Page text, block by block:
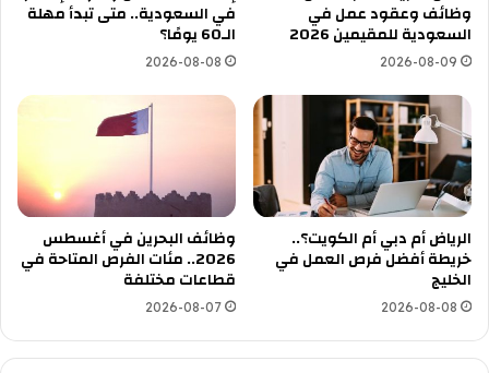
وظائف وعقود عمل في
السعودية للمقيمين 2026
2026-08-09
في السعودية.. متى تبدأ مهلة
الـ60 يومًا؟
2026-08-08
الرياض أم دبي أم الكويت؟..
خريطة أفضل فرص العمل في
الخليج
2026-08-08
وظائف البحرين في أغسطس
2026.. مئات الفرص المتاحة في
قطاعات مختلفة
2026-08-07